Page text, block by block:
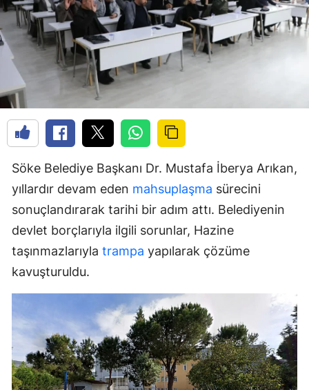
Söke Belediye Başkanı Dr. Mustafa İberya Arıkan,
yıllardır devam eden mahsuplaşma sürecini
sonuçlandırarak tarihi bir adım attı. Belediyenin
devlet borçlarıyla ilgili sorunlar, Hazine
taşınmazlarıyla trampa yapılarak çözüme
kavuşturuldu.